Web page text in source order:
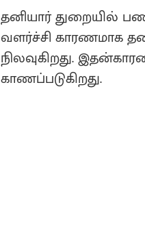
தனியார் துறையில்
வளர்ச்சி காரணமாக
நிலவுகிறது.
காணப்படுகிறது.